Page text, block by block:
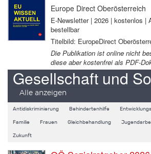
Europe Direct Oberösterreich
E-Newsletter | 2026 | kostenlos |
bestellbar
Titelbild: EuropeDirect
Die Publikation ist online nicht
diese aber kostenfrei als PDF-
Gesellschaft und
Alle anzeigen
Antidiskriminierung Behindertenhilfe
Familie Frauen Gleichbehandlung
Zukunft